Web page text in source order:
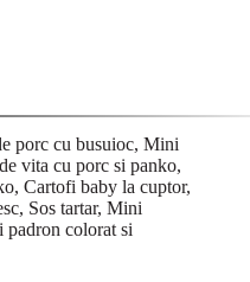
porc cu busuioc, Mini
vita cu porc si panko,
Cartofi baby la cuptor,
Sos tartar, Mini
padron colorat si